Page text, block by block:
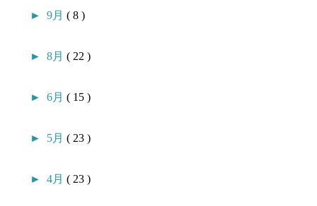
►9月( 8 )
►8月( 22 )
►6月( 15 )
► 5月( 23 )
►4月( 23 )